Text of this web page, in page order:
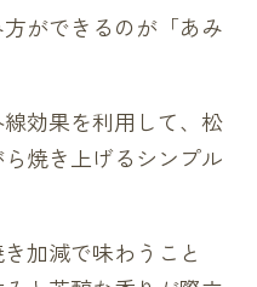
ができるのが「あみ
効果を利用して、松
焼き上げるシンプル
加減で味わうこと